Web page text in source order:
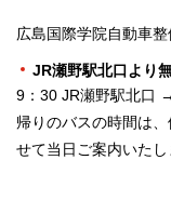
広島国際学院自動車
JR瀬野駅北口より
9：30 JR瀬野駅北口
帰りのバスの時間は
せて当日ご案内いたし